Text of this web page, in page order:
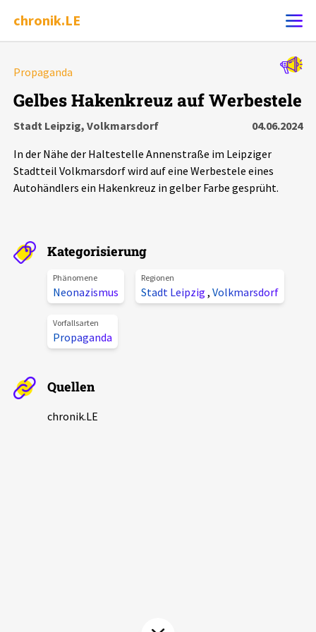
chronik.LE
Chronik
Dossiers
Schlaglichter
Phänomene
Aktuelles
Veranstaltungen
Pressemitteilungen
Über uns
Projektbeschreibung
Propaganda
Gelbes Hakenkreuz auf Werbestele
Stadt Leipzig, Volkmarsdorf
04.06.2024
In der Nähe der Haltestelle Annenstraße im Leipziger
Stadtteil Volkmarsdorf wird auf eine Werbestele eines
Autohändlers ein Hakenkreuz in gelber Farbe gesprüht.
Kategorisierung
Phänomene
Neonazismus
Regionen
Stadt Leipzig , Volkmarsdorf
Vorfallsarten
Propaganda
Quellen
chronik.LE
Alle Ereignisse
7502Ereignisse
Ereignisse Statistik
Exportieren ? Filter Erklärungen